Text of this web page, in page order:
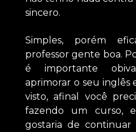
sincero.
Simples, porém
professor gente boa.
é importante
aprimorar o seu inglês
visto, afinal você
fazendo um curso,
gostaria de